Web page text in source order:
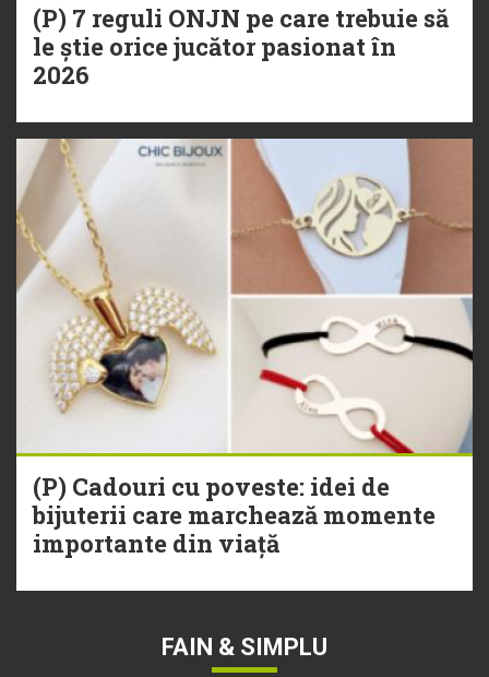
(P) 7 reguli ONJN pe care trebuie să
le știe orice jucător pasionat în
2026
(P) Cadouri cu poveste: idei de
bijuterii care marchează momente
importante din viață
FAIN & SIMPLU